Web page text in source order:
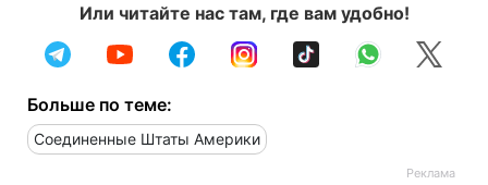
Или читайте нас там, где вам удобно!
Больше по теме:
Соединенные Штаты Америки